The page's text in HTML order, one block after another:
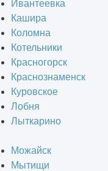
Ивантеевка
Кашира
Коломна
Котельники
Красногорск
Краснознаменск
Куровское
Лобня
Лыткарино
Можайск
Мытищи